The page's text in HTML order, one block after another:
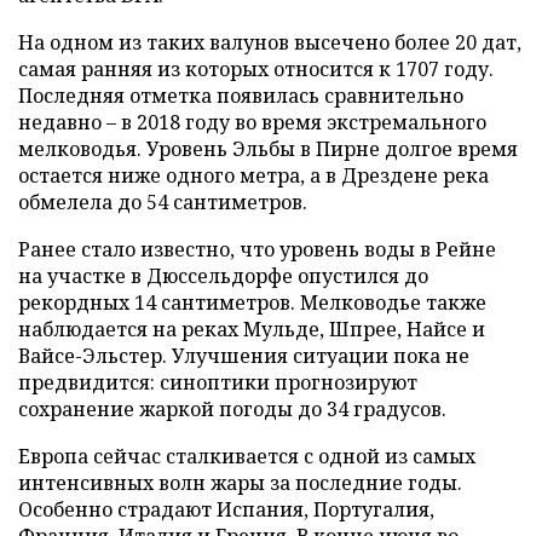
На одном из таких валунов высечено более 20 дат,
самая ранняя из которых относится к 1707 году.
Последняя отметка появилась сравнительно
недавно – в 2018 году во время экстремального
мелководья. Уровень Эльбы в Пирне долгое время
остается ниже одного метра, а в Дрездене река
обмелела до 54 сантиметров.
Ранее стало известно, что уровень воды в Рейне
на участке в Дюссельдорфе опустился до
рекордных 14 сантиметров. Мелководье также
наблюдается на реках Мульде, Шпрее, Найсе и
Вайсе-Эльстер. Улучшения ситуации пока не
предвидится: синоптики прогнозируют
сохранение жаркой погоды до 34 градусов.
Европа сейчас сталкивается с одной из самых
интенсивных волн жары за последние годы.
Особенно страдают Испания, Португалия,